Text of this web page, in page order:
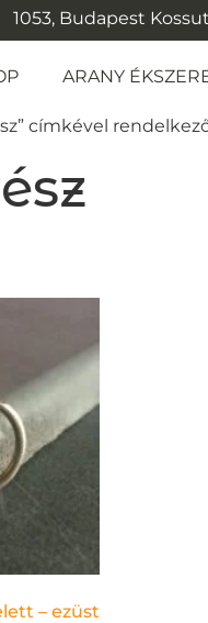
1053, Budapest
ARANY
címkével
– ezüst